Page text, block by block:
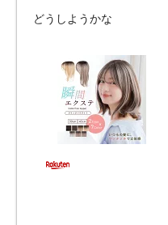
どうしようかな